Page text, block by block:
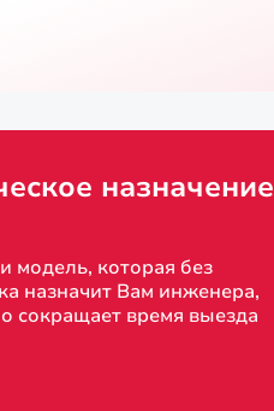
назначение
модель, которая без
назначит Вам инженера,
сокращает время выезда